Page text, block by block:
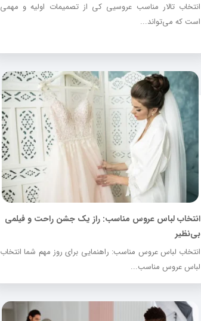
انتخاب تالار مناسب عروسیی کی از تصمیمات اولیه و مهمی
است که می‌تواند...
انتخاب لباس عروس مناسب: راز یک جشن راحت و فیلمی
بی‌نظیر
انتخاب لباس عروس مناسب: راهنمایی برای روز مهم شما انتخاب
لباس عروس مناسب...